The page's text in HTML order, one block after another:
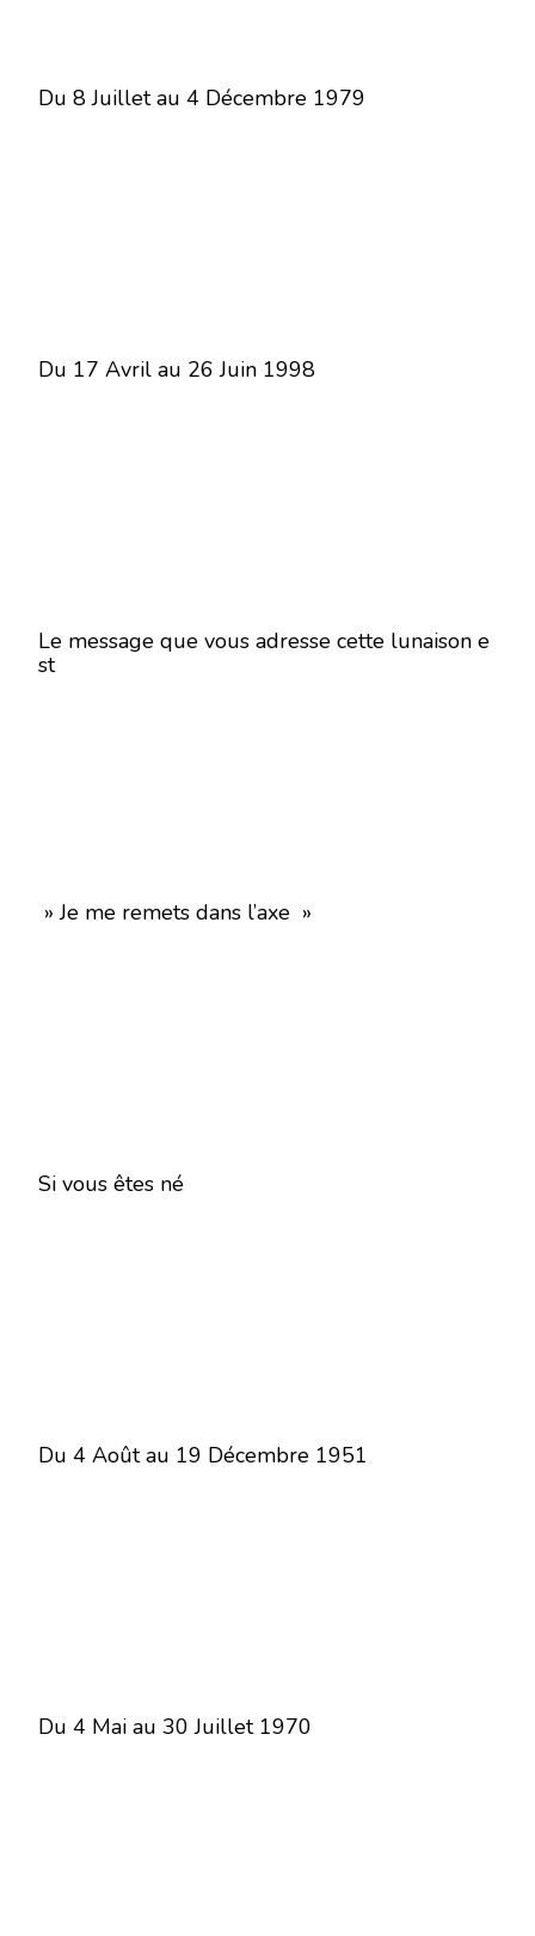
Du 8 Juillet au 4 Décembre 1979
Du 17 Avril au 26 Juin 1998
Le message que vous adresse cette lunaison e
st
» Je me remets dans l’axe »
Si vous êtes né
Du 4 Août au 19 Décembre 1951
Du 4 Mai au 30 Juillet 1970